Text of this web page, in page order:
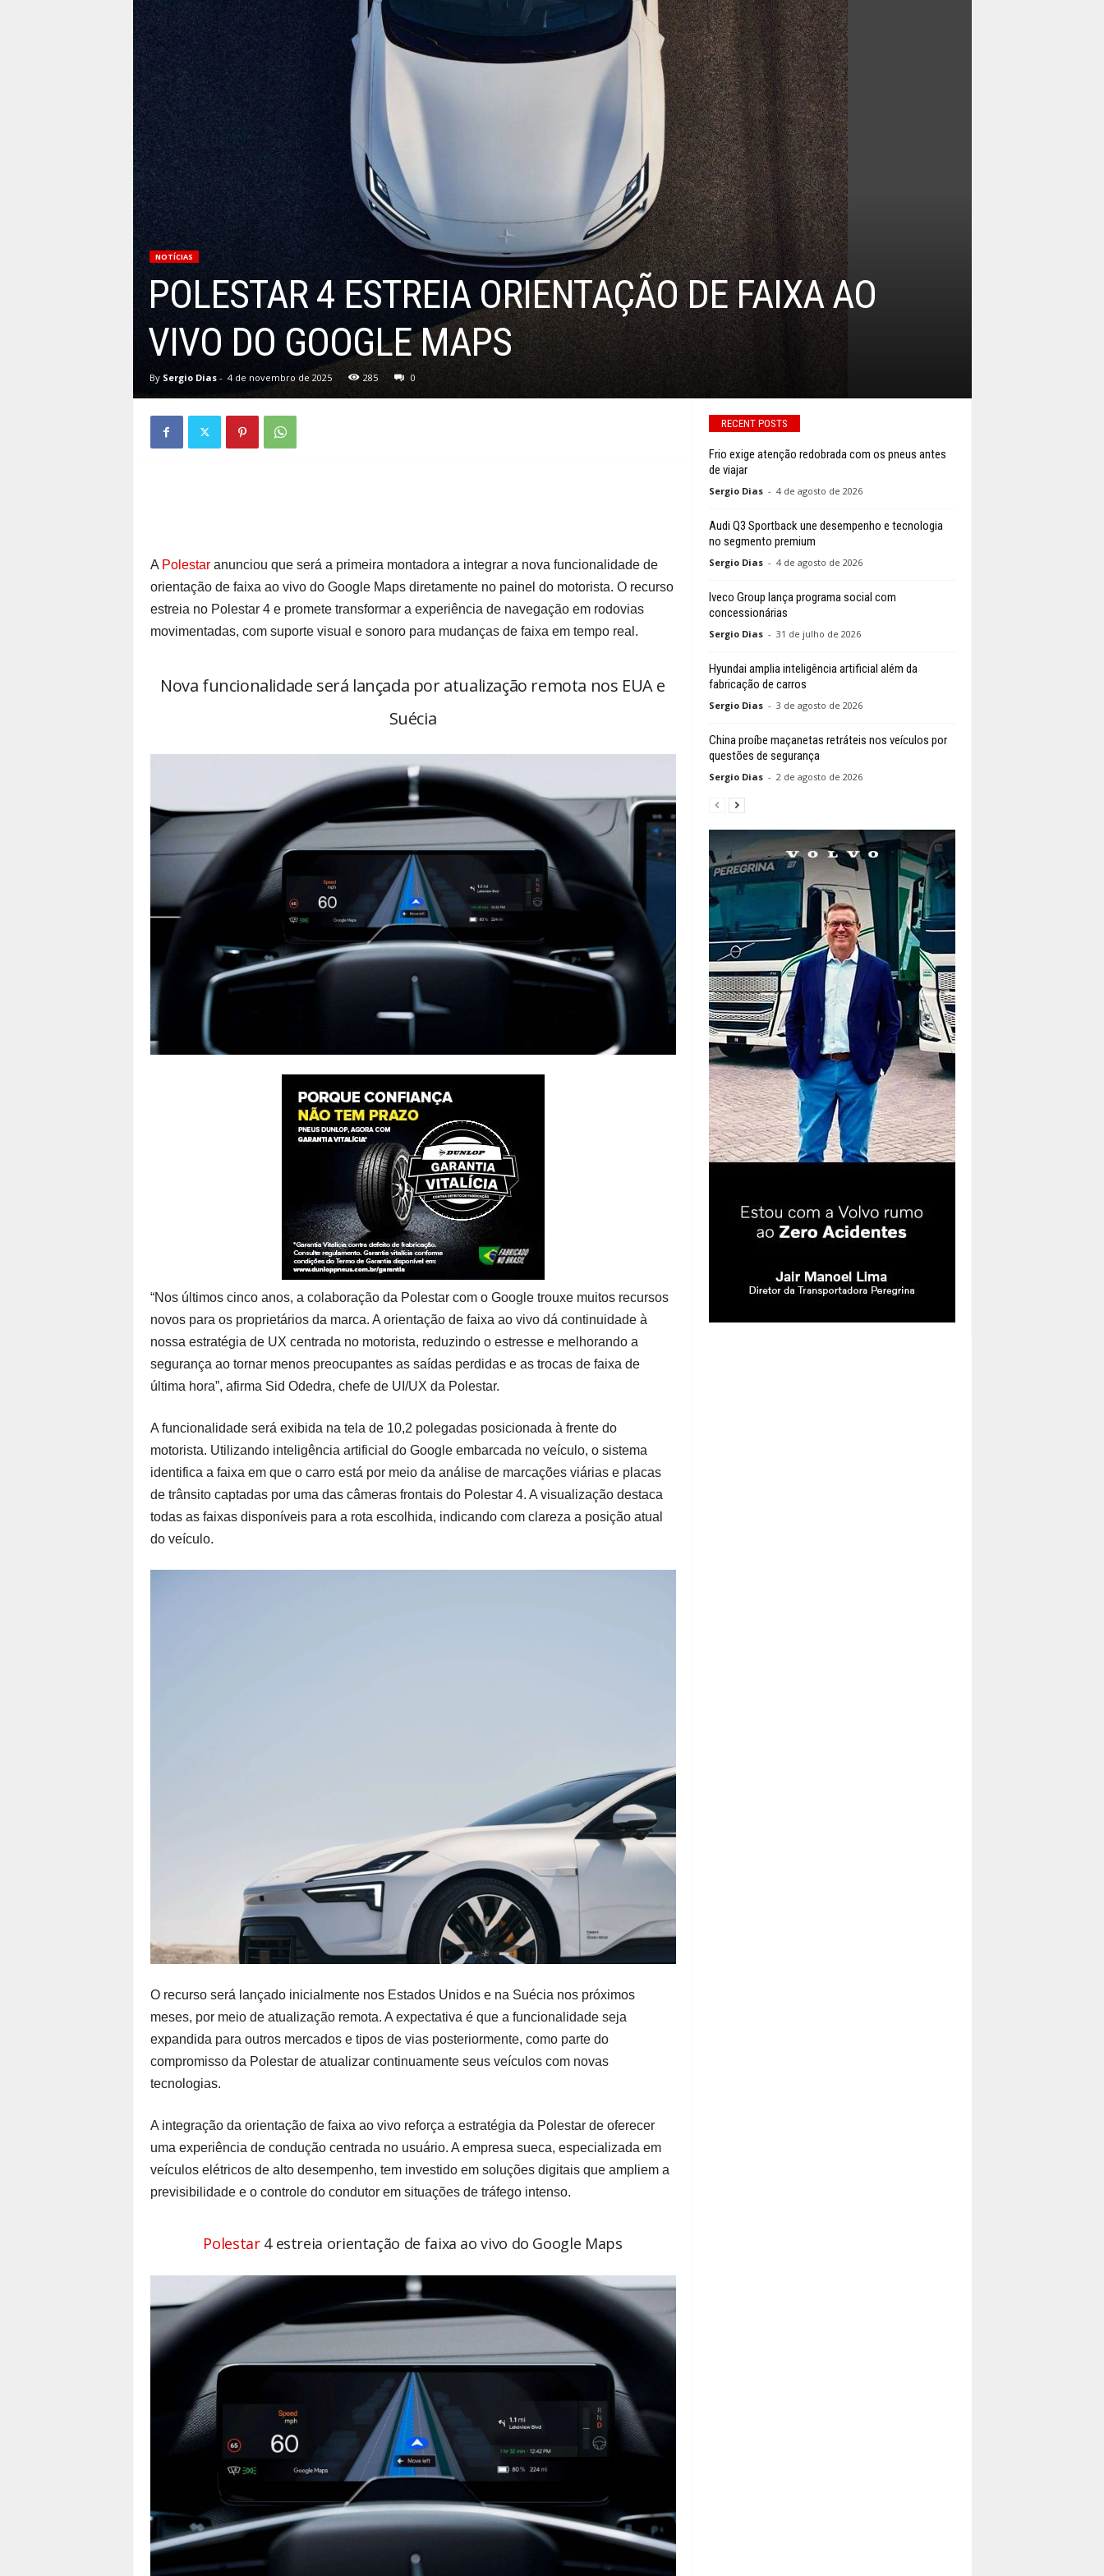
NOTÍCIAS
POLESTAR 4 ESTREIA ORIENTAÇÃO DE FAIXA AO
VIVO DO GOOGLE MAPS
By Sergio Dias- 4 de novembro de 2025 285 0
A Polestaranunciou que será a primeira montadora a integrar a nova funcionalidade de
orientação de faixa ao vivo do Google Maps diretamente no painel do motorista. O recurso
estreia no Polestar 4 e promete transformar a experiência de navegação em rodovias
movimentadas, com suporte visual e sonoro para mudanças de faixa em tempo real.
Nova funcionalidade será lançada por atualização remota nos EUA e
Suécia
“Nos últimos cinco anos, a colaboração da Polestar com o Google trouxe muitos recursos
novos para os proprietários da marca. A orientação de faixa ao vivo dá continuidade à
nossa estratégia de UX centrada no motorista, reduzindo o estresse e melhorando a
segurança ao tornar menos preocupantes as saídas perdidas e as trocas de faixa de
última hora”, afirma Sid Odedra, chefe de UI/UX da Polestar.
A funcionalidade será exibida na tela de 10,2 polegadas posicionada à frente do
motorista. Utilizando inteligência artificial do Google embarcada no veículo, o sistema
identifica a faixa em que o carro está por meio da análise de marcações viárias e placas
de trânsito captadas por uma das câmeras frontais do Polestar 4. A visualização destaca
todas as faixas disponíveis para a rota escolhida, indicando com clareza a posição atual
do veículo.
O recurso será lançado inicialmente nos Estados Unidos e na Suécia nos próximos
meses, por meio de atualização remota. A expectativa é que a funcionalidade seja
expandida para outros mercados e tipos de vias posteriormente, como parte do
compromisso da Polestar de atualizar continuamente seus veículos com novas
tecnologias.
A integração da orientação de faixa ao vivo reforça a estratégia da Polestar de oferecer
uma experiência de condução centrada no usuário. A empresa sueca, especializada em
veículos elétricos de alto desempenho, tem investido em soluções digitais que ampliem a
previsibilidade e o controle do condutor em situações de tráfego intenso.
Polestar4 estreia orientação de faixa ao vivo do Google Maps
RECENT POSTS
Frio exige atenção redobrada com os pneus antes
de viajar
Sergio Dias - 4 de agosto de 2026
Audi Q3 Sportback une desempenho e tecnologia
no segmento premium
Sergio Dias - 4 de agosto de 2026
Iveco Group lança programa social com
concessionárias
Sergio Dias - 31 de julho de 2026
Hyundai amplia inteligência artificial além da
fabricação de carros
Sergio Dias - 3 de agosto de 2026
China proíbe maçanetas retráteis nos veículos por
questões de segurança
Sergio Dias - 2 de agosto de 2026